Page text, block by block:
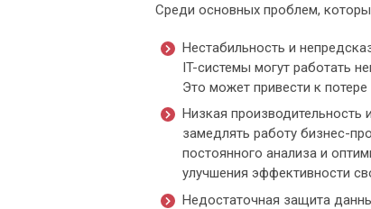
Среди основных проблем,
Нестабильность и
IT-системы могут работать
Это может привести к
Низкая
замедлять работу бизнес-
постоянного анализа и
улучшения эффективности
Недостаточная защита